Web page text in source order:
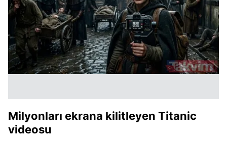
Milyonları ekrana kilitleyen Titanic
videosu